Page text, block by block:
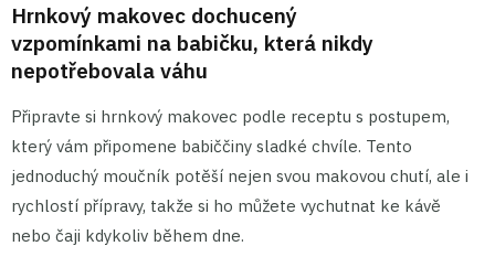
Hrnkový makovec dochucený
vzpomínkami na babičku, která nikdy
nepotřebovala váhu
Připravte si hrnkový makovec podle receptu s postupem,
který vám připomene babiččiny sladké chvíle. Tento
jednoduchý moučník potěší nejen svou makovou chutí, ale i
rychlostí přípravy, takže si ho můžete vychutnat ke kávě
nebo čaji kdykoliv během dne.